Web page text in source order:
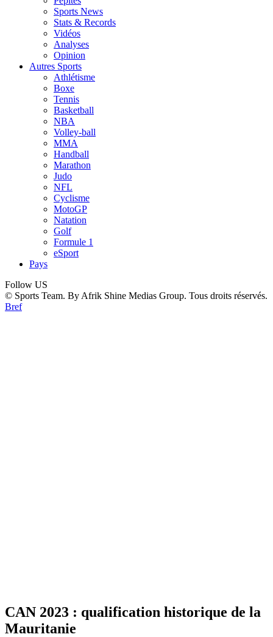
Sports News
Stats & Records
Vidéos
Analyses
Opinion
Autres Sports
Athlétisme
Boxe
Tennis
Basketball
NBA
Volley-ball
MMA
Handball
Marathon
Judo
NFL
Cyclisme
MotoGP
Natation
Golf
Formule 1
eSport
Pays
Follow US
© Sports Team. By Afrik Shine Medias Group. Tous droits réservés.
Bref
CAN 2023 : qualification historique de la
Mauritanie